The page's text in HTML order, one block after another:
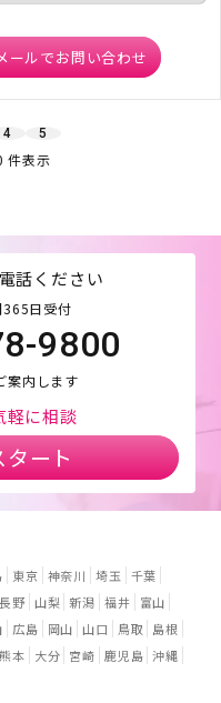
ールでお問い合わせ
4 5
件表示
話ください
365日受付
9800
案内します
軽に相談
タート
東京 神奈川 埼玉 千葉
長野 山梨 新潟 福井
富山
広島 岡山 山口 鳥取
島根
熊本 大分 宮崎 鹿児島 沖縄